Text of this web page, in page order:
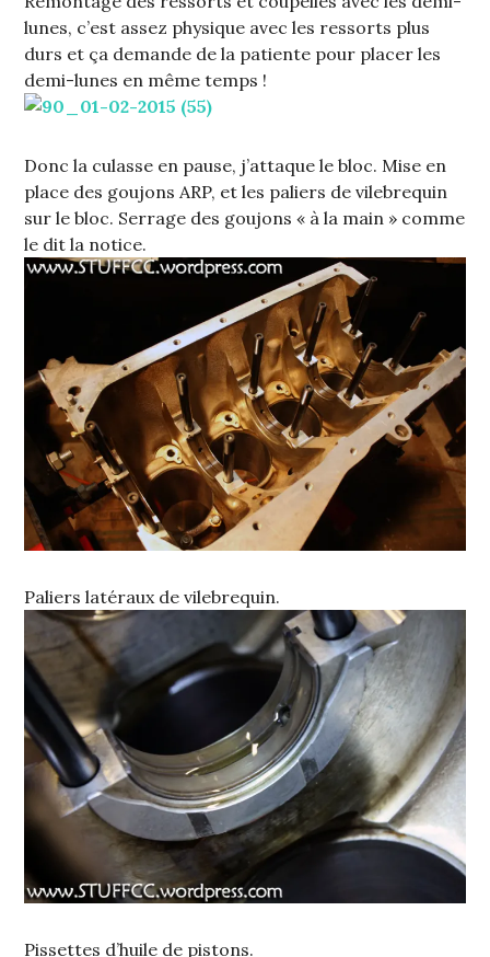
lunes, c’est assez physique avec les ressorts plus
durs et ça demande de la patiente pour placer les
demi-lunes en même temps !
Donc la culasse en pause, j’attaque le bloc. Mise en
place des goujons ARP, et les paliers de vilebrequin
sur le bloc. Serrage des goujons « à la main » comme
le dit la notice.
Paliers latéraux de vilebrequin.
Pissettes d’huile de pistons.